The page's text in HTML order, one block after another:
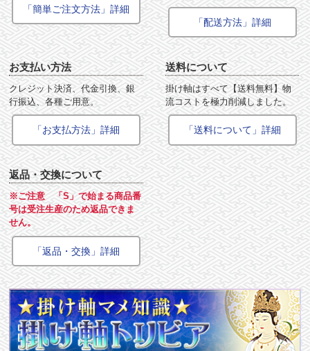
「簡単ご注文方法」詳細
「配送方法」詳細
お支払い方法
クレジット決済、代金引換、銀
行振込、各種ご用意。
「お支払方法」詳細
送料について
掛け軸はすべて【送料無料】物
流コストを極力削減しました。
「送料について」詳細
返品・交換について
※ご注意 「S」で始まる商品番
号は受注生産のため返品できま
せん。
「返品・交換」詳細